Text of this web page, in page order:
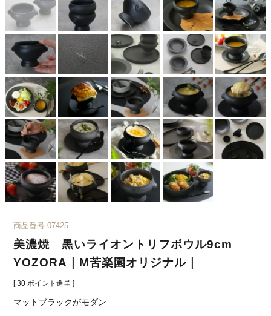
商品番号 07425
美濃焼 黒いライオントリフボウル9cm
YOZORA｜M苦楽園オリジナル｜
[ 30 ポイント進呈 ]
マットブラックがモダン